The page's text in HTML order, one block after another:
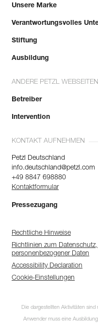
Unsere Marke
Verantwortungsvolles
Stiftung
Ausbildung
ANDERE PETZL WEBSEITEN
Betreiber
Intervention
KONTAKT AUFNEHMEN
Petzl Deutschland
info.deutschland@petzl.com
+49 8847 698880
Kontaktformular
Pressezugang
Rechtliche Hinweise
Richtlinien zum
personenbezogener Daten
Accessibility Declaration
Cookie-Einstellungen
Die dargestellten Aktivitäten
Anwender muss eine